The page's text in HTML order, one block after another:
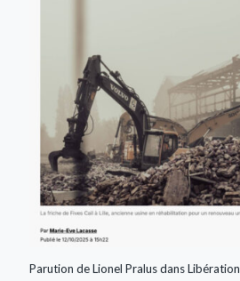
Parution de Lionel Pralus dans Libération